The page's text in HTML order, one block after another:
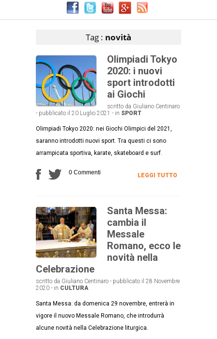
Tag : novità
Olimpiadi Tokyo
2020: i nuovi
sport introdotti
ai Giochi
scritto da Giuliano Centinaro
- pubblicato il 20 Luglio 2021 - in SPORT
Olimpiadi Tokyo 2020: nei Giochi Olimpici del 2021,
saranno introdotti nuovi sport. Tra questi ci sono
arrampicata sportiva, karate, skateboard e surf.
0 Commenti LEGGI TUTTO
Santa Messa:
cambia il
Messale
Romano, ecco le
novità nella
Celebrazione
scritto da Giuliano Centinaro - pubblicato il 28 Novembre
2020 - in CULTURA
Santa Messa: da domenica 29 novembre, entrerà in
vigore il nuovo Messale Romano, che introdurrà
alcune novità nella Celebrazione liturgica.